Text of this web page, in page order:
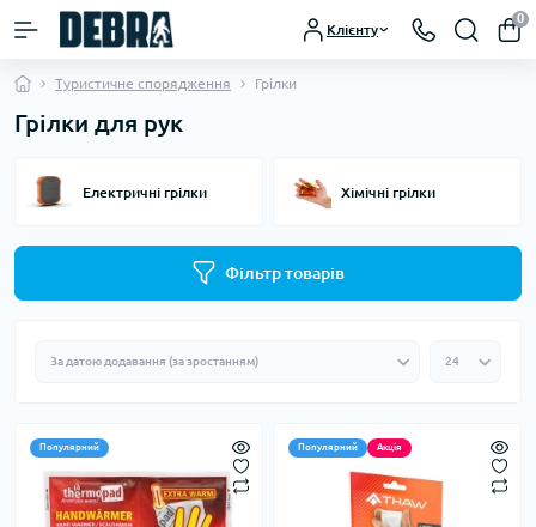
Клієнту
0
Туристичне спорядження Грілки
Грілки для рук
Електричні грілки Хімічні грілки
Фільтр товарів
Популярний Популярний Акція